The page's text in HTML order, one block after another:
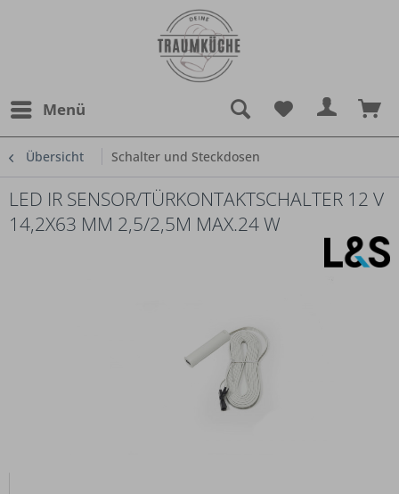
Menü
Übersicht Schalter und Steckdosen
LED IR SENSOR/TÜRKONTAKTSCHALTER 12 V
14,2X63 MM 2,5/2,5M MAX.24 W